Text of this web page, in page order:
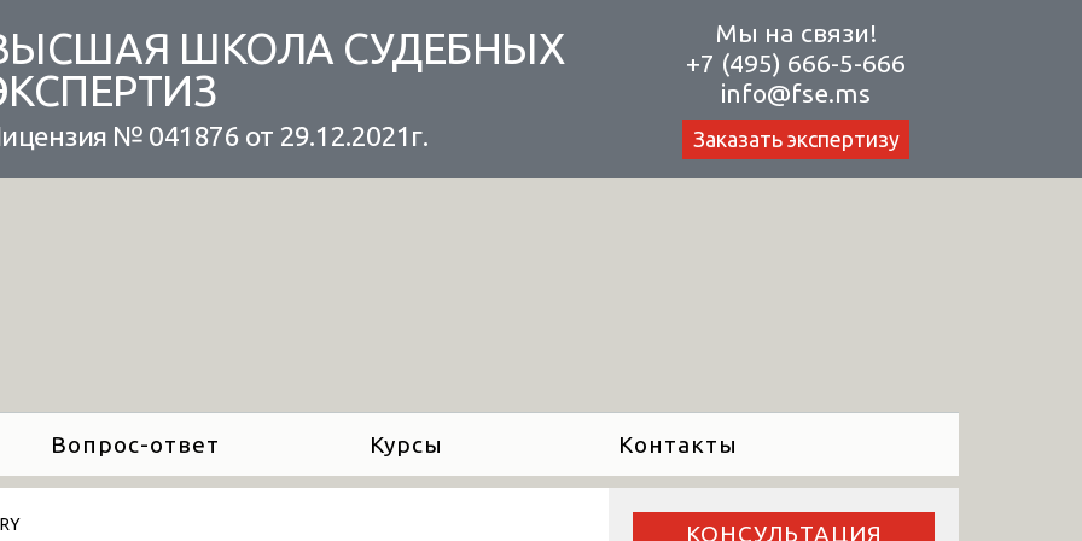
ШКОЛА СУДЕБНЫХ
№ 041876 от 29.12.2021г.
Мы на связи!
+7 (495) 666-5-666
info@fse.ms
Заказать экспертизу
Вопрос-ответ Курсы Контакты
КОНСУЛЬТАЦИЯ